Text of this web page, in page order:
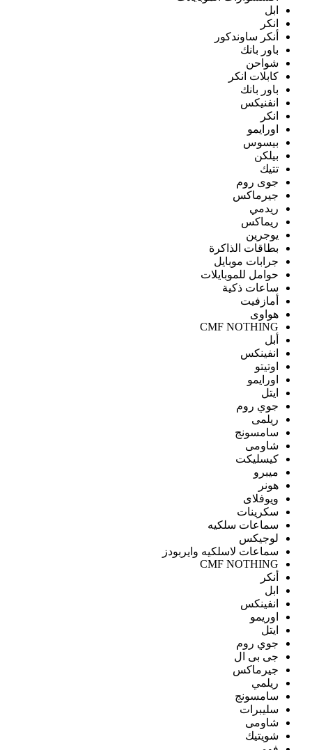
ابل
انكر
أنكر ساوندكور
باور بانك
شواحن
كابلات انكر
باور بانك
انفنيكس
انكر
اورايمو
بيسوس
بيلكن
تتيك
جوى روم
جيرماكس
ريدمي
ريماكس
يوجرين
بطاقات الذاكرة
جرابات موبايل
حوامل للموبايلات
ساعات ذكية
أمازفيت
هواوى
CMF NOTHING
أبل
انفينكس
اوتيتو
اورايمو
ايتل
جوي روم
ريلمى
سامسونج
شاومى
كيسليكت
ميبرو
هونر
ويوفلاى
سكرينات
سماعات سلكيه
لوجيكس
سماعات لاسلكيه وايربودز
CMF NOTHING
أنكر
ابل
انفينكس
اوريمو
ايتل
جوي روم
جى بى ال
جيرماكس
ريلمي
سامسونج
سليبرات
شاومى
شويتيك